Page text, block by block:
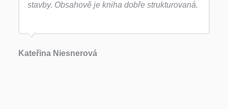
stavby. Obsahově je kniha dobře strukturovaná.
Kateřina Niesnerová